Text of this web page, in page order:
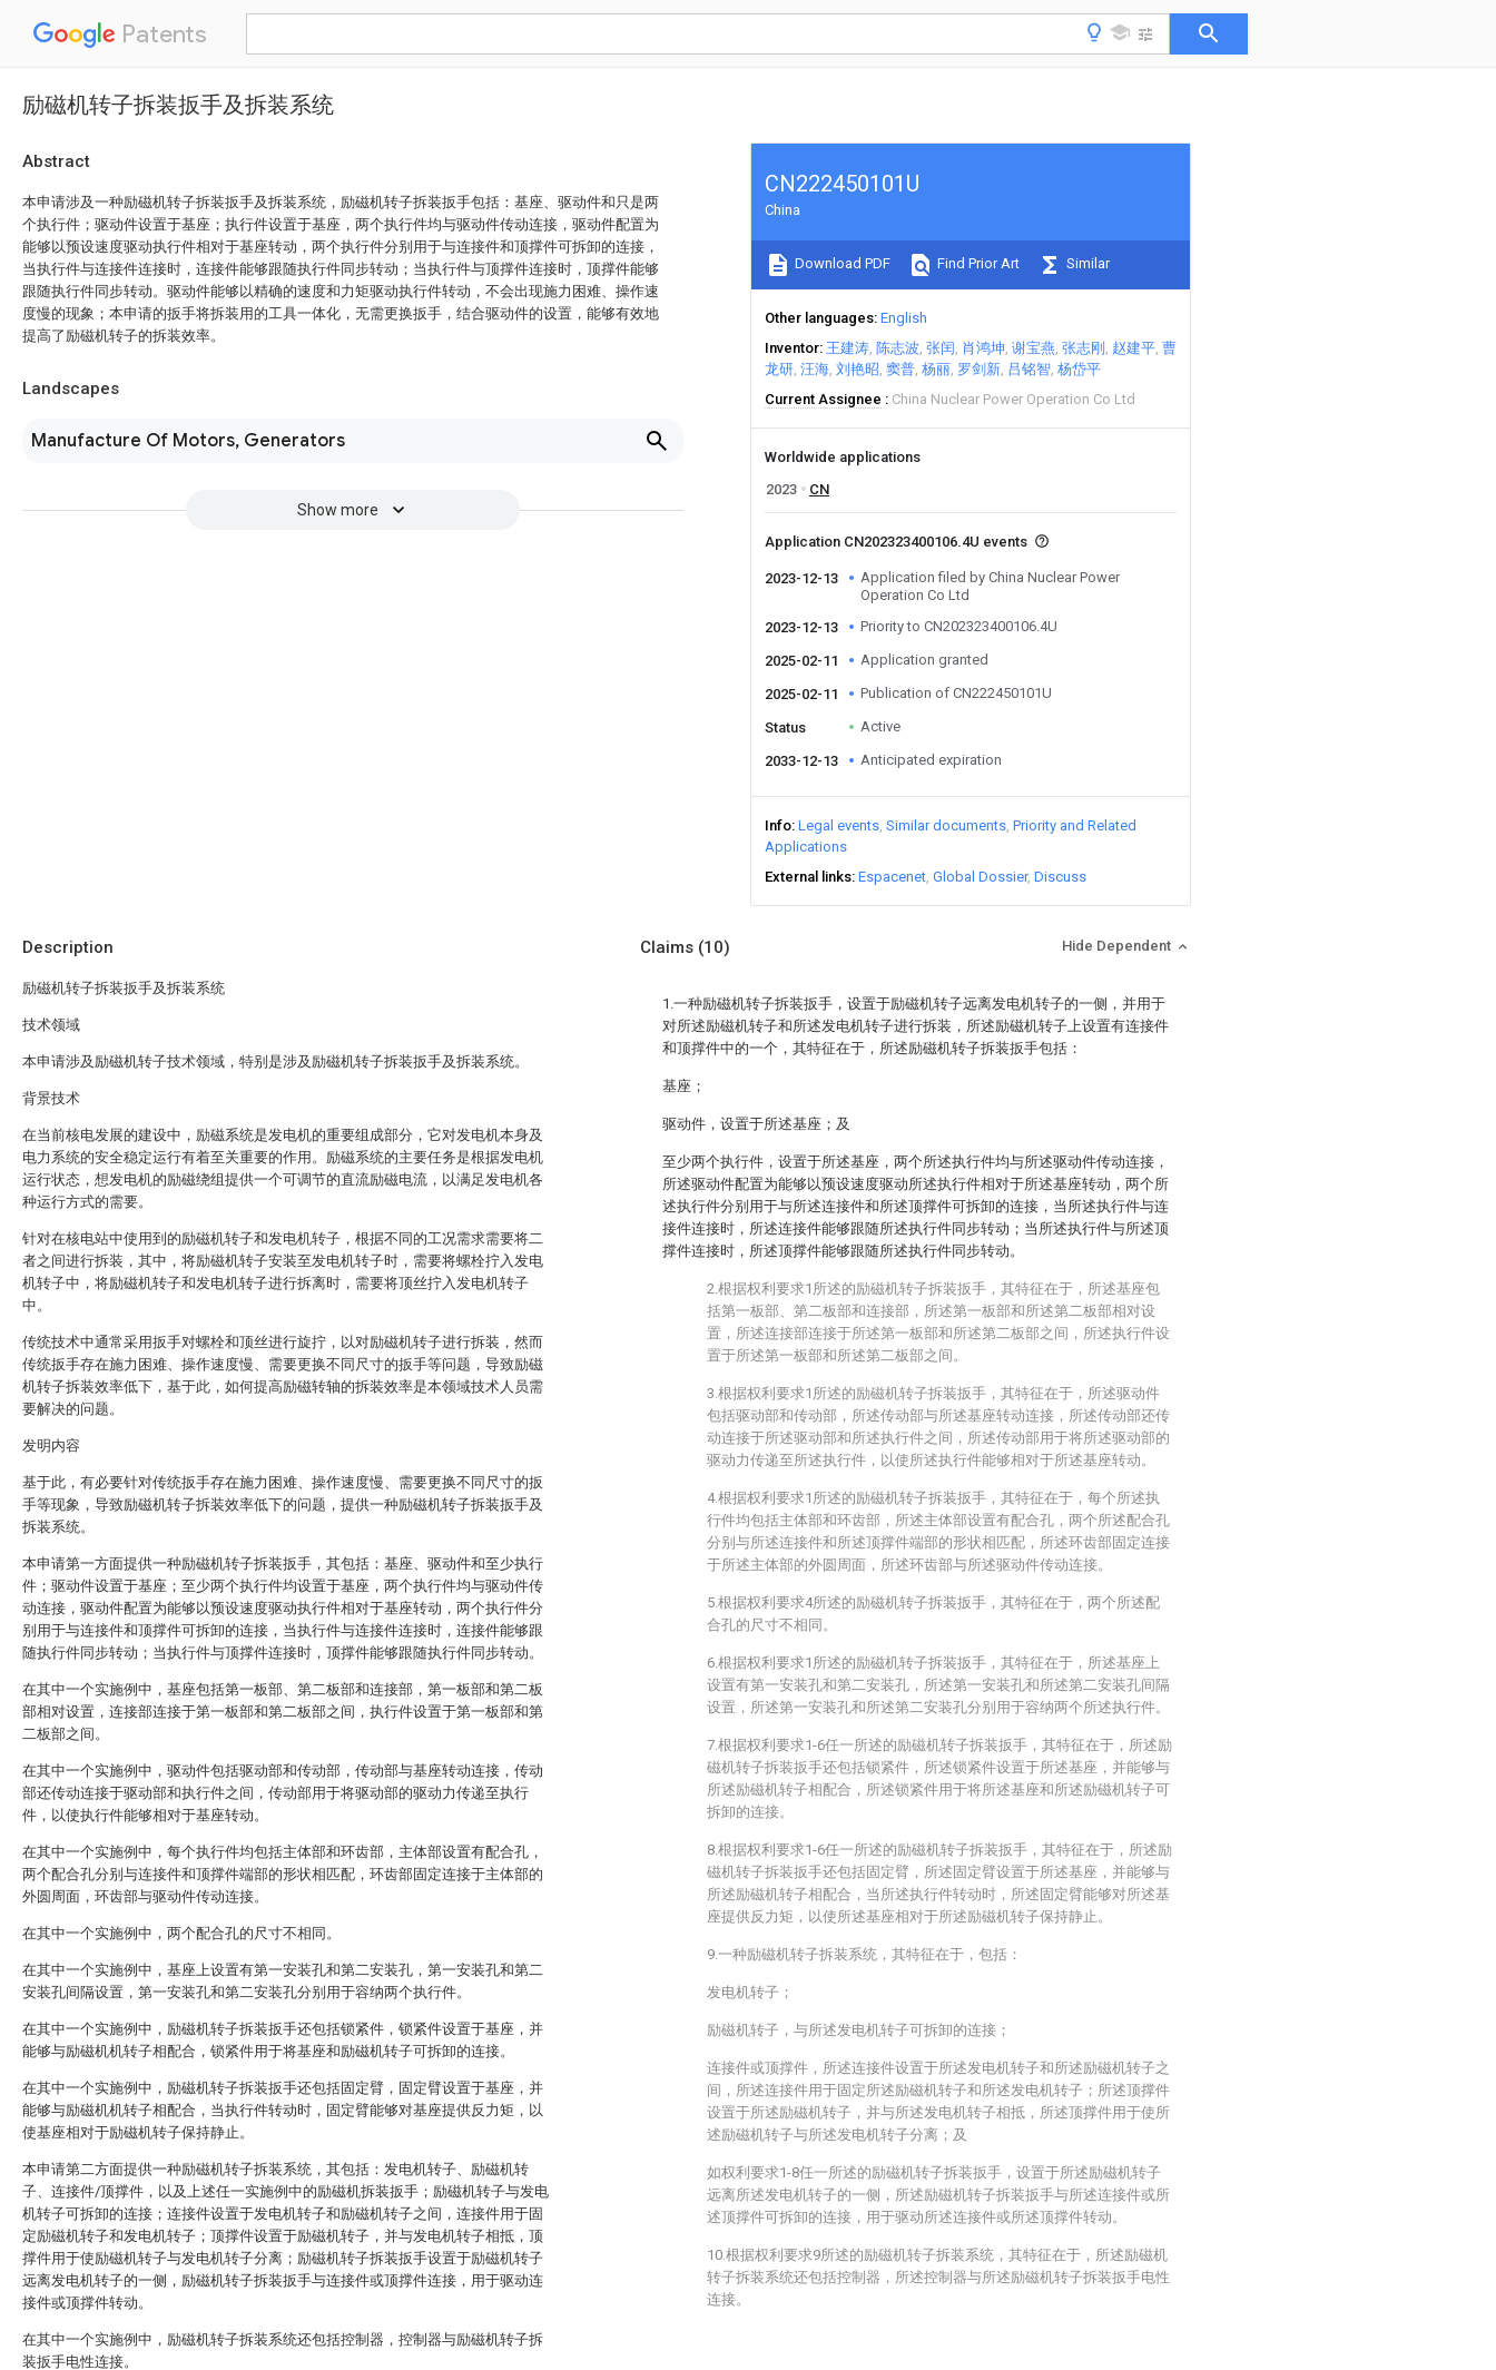
Patents
励磁机转子拆装扳手及拆装系统
Abstract
本申请涉及一种励磁机转子拆装扳手及拆装系统，励磁机转子拆装扳手包括：基座、驱动件和只是两
个执行件；驱动件设置于基座；执行件设置于基座，两个执行件均与驱动件传动连接，驱动件配置为
能够以预设速度驱动执行件相对于基座转动，两个执行件分别用于与连接件和顶撑件可拆卸的连接，
当执行件与连接件连接时，连接件能够跟随执行件同步转动；当执行件与顶撑件连接时，顶撑件能够
跟随执行件同步转动。驱动件能够以精确的速度和力矩驱动执行件转动，不会出现施力困难、操作速
度慢的现象；本申请的扳手将拆装用的工具一体化，无需更换扳手，结合驱动件的设置，能够有效地
提高了励磁机转子的拆装效率。
Landscapes
Manufacture Of Motors, Generators
Show more
CN222450101U
China
Download PDF Find Prior Art Similar
Other languages English
Inventor 王建涛 陈志波 张闰 肖鸿坤 谢宝燕 张志刚 赵建平 曹
龙研 汪海 刘艳昭 窦普 杨丽 罗剑新 吕铭智 杨岱平
Current Assignee
China Nuclear Power Operation Co Ltd
Worldwide applications
2023
CN
Application CN202323400106.4U events
2023-12-13
Application filed by China Nuclear Power
Operation Co Ltd
2023-12-13
Priority to CN202323400106.4U
2025-02-11 Application granted
2025-02-11 Publication of CN222450101U
Status Active
2033-12-13 Anticipated expiration
Info Legal events Similar documents Priority and Related
Applications
External links Espacenet Global Dossier Discuss
Description
励磁机转子拆装扳手及拆装系统
技术领域
本申请涉及励磁机转子技术领域，特别是涉及励磁机转子拆装扳手及拆装系统。
背景技术
在当前核电发展的建设中，励磁系统是发电机的重要组成部分，它对发电机本身及
电力系统的安全稳定运行有着至关重要的作用。励磁系统的主要任务是根据发电机
运行状态，想发电机的励磁绕组提供一个可调节的直流励磁电流，以满足发电机各
种运行方式的需要。
针对在核电站中使用到的励磁机转子和发电机转子，根据不同的工况需求需要将二
者之间进行拆装，其中，将励磁机转子安装至发电机转子时，需要将螺栓拧入发电
机转子中，将励磁机转子和发电机转子进行拆离时，需要将顶丝拧入发电机转子
中。
传统技术中通常采用扳手对螺栓和顶丝进行旋拧，以对励磁机转子进行拆装，然而
传统扳手存在施力困难、操作速度慢、需要更换不同尺寸的扳手等问题，导致励磁
机转子拆装效率低下，基于此，如何提高励磁转轴的拆装效率是本领域技术人员需
要解决的问题。
发明内容
基于此，有必要针对传统扳手存在施力困难、操作速度慢、需要更换不同尺寸的扳
手等现象，导致励磁机转子拆装效率低下的问题，提供一种励磁机转子拆装扳手及
拆装系统。
本申请第一方面提供一种励磁机转子拆装扳手，其包括：基座、驱动件和至少执行
件；驱动件设置于基座；至少两个执行件均设置于基座，两个执行件均与驱动件传
动连接，驱动件配置为能够以预设速度驱动执行件相对于基座转动，两个执行件分
别用于与连接件和顶撑件可拆卸的连接，当执行件与连接件连接时，连接件能够跟
随执行件同步转动；当执行件与顶撑件连接时，顶撑件能够跟随执行件同步转动。
在其中一个实施例中，基座包括第一板部、第二板部和连接部，第一板部和第二板
部相对设置，连接部连接于第一板部和第二板部之间，执行件设置于第一板部和第
二板部之间。
在其中一个实施例中，驱动件包括驱动部和传动部，传动部与基座转动连接，传动
部还传动连接于驱动部和执行件之间，传动部用于将驱动部的驱动力传递至执行
件，以使执行件能够相对于基座转动。
在其中一个实施例中，每个执行件均包括主体部和环齿部，主体部设置有配合孔，
两个配合孔分别与连接件和顶撑件端部的形状相匹配，环齿部固定连接于主体部的
外圆周面，环齿部与驱动件传动连接。
在其中一个实施例中，两个配合孔的尺寸不相同。
在其中一个实施例中，基座上设置有第一安装孔和第二安装孔，第一安装孔和第二
安装孔间隔设置，第一安装孔和第二安装孔分别用于容纳两个执行件。
在其中一个实施例中，励磁机转子拆装扳手还包括锁紧件，锁紧件设置于基座，并
能够与励磁机机转子相配合，锁紧件用于将基座和励磁机转子可拆卸的连接。
在其中一个实施例中，励磁机转子拆装扳手还包括固定臂，固定臂设置于基座，并
能够与励磁机机转子相配合，当执行件转动时，固定臂能够对基座提供反力矩，以
使基座相对于励磁机转子保持静止。
本申请第二方面提供一种励磁机转子拆装系统，其包括：发电机转子、励磁机转
子、连接件/顶撑件，以及上述任一实施例中的励磁机拆装扳手；励磁机转子与发电
机转子可拆卸的连接；连接件设置于发电机转子和励磁机转子之间，连接件用于固
定励磁机转子和发电机转子；顶撑件设置于励磁机转子，并与发电机转子相抵，顶
撑件用于使励磁机转子与发电机转子分离；励磁机转子拆装扳手设置于励磁机转子
远离发电机转子的一侧，励磁机转子拆装扳手与连接件或顶撑件连接，用于驱动连
接件或顶撑件转动。
在其中一个实施例中，励磁机转子拆装系统还包括控制器，控制器与励磁机转子拆
装扳手电性连接。
Claims (10) Hide Dependent
1.一种励磁机转子拆装扳手，设置于励磁机转子远离发电机转子的一侧，并用于
对所述励磁机转子和所述发电机转子进行拆装，所述励磁机转子上设置有连接件
和顶撑件中的一个，其特征在于，所述励磁机转子拆装扳手包括：
基座；
驱动件，设置于所述基座；及
至少两个执行件，设置于所述基座，两个所述执行件均与所述驱动件传动连接，
所述驱动件配置为能够以预设速度驱动所述执行件相对于所述基座转动，两个所
述执行件分别用于与所述连接件和所述顶撑件可拆卸的连接，当所述执行件与连
接件连接时，所述连接件能够跟随所述执行件同步转动；当所述执行件与所述顶
撑件连接时，所述顶撑件能够跟随所述执行件同步转动。
2.根据权利要求1所述的励磁机转子拆装扳手，其特征在于，所述基座包
括第一板部、第二板部和连接部，所述第一板部和所述第二板部相对设
置，所述连接部连接于所述第一板部和所述第二板部之间，所述执行件设
置于所述第一板部和所述第二板部之间。
3.根据权利要求1所述的励磁机转子拆装扳手，其特征在于，所述驱动件
包括驱动部和传动部，所述传动部与所述基座转动连接，所述传动部还传
动连接于所述驱动部和所述执行件之间，所述传动部用于将所述驱动部的
驱动力传递至所述执行件，以使所述执行件能够相对于所述基座转动。
4.根据权利要求1所述的励磁机转子拆装扳手，其特征在于，每个所述执
行件均包括主体部和环齿部，所述主体部设置有配合孔，两个所述配合孔
分别与所述连接件和所述顶撑件端部的形状相匹配，所述环齿部固定连接
于所述主体部的外圆周面，所述环齿部与所述驱动件传动连接。
5.根据权利要求4所述的励磁机转子拆装扳手，其特征在于，两个所述配
合孔的尺寸不相同。
6.根据权利要求1所述的励磁机转子拆装扳手，其特征在于，所述基座上
设置有第一安装孔和第二安装孔，所述第一安装孔和所述第二安装孔间隔
设置，所述第一安装孔和所述第二安装孔分别用于容纳两个所述执行件。
7.根据权利要求1-6任一所述的励磁机转子拆装扳手，其特征在于，所述励
磁机转子拆装扳手还包括锁紧件，所述锁紧件设置于所述基座，并能够与
所述励磁机转子相配合，所述锁紧件用于将所述基座和所述励磁机转子可
拆卸的连接。
8.根据权利要求1-6任一所述的励磁机转子拆装扳手，其特征在于，所述励
磁机转子拆装扳手还包括固定臂，所述固定臂设置于所述基座，并能够与
所述励磁机转子相配合，当所述执行件转动时，所述固定臂能够对所述基
座提供反力矩，以使所述基座相对于所述励磁机转子保持静止。
9.一种励磁机转子拆装系统，其特征在于，包括：
发电机转子；
励磁机转子，与所述发电机转子可拆卸的连接；
连接件或顶撑件，所述连接件设置于所述发电机转子和所述励磁机转子之
间，所述连接件用于固定所述励磁机转子和所述发电机转子；所述顶撑件
设置于所述励磁机转子，并与所述发电机转子相抵，所述顶撑件用于使所
述励磁机转子与所述发电机转子分离；及
如权利要求1-8任一所述的励磁机转子拆装扳手，设置于所述励磁机转子
远离所述发电机转子的一侧，所述励磁机转子拆装扳手与所述连接件或所
述顶撑件可拆卸的连接，用于驱动所述连接件或所述顶撑件转动。
10.根据权利要求9所述的励磁机转子拆装系统，其特征在于，所述励磁机
转子拆装系统还包括控制器，所述控制器与所述励磁机转子拆装扳手电性
连接。